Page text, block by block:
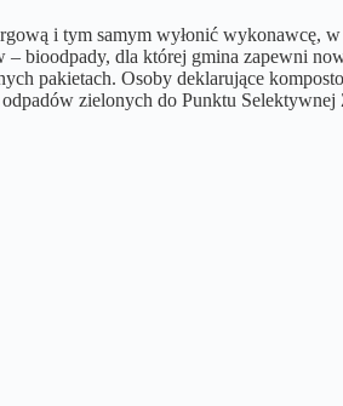
i tym samym wyłonić wykonawcę,
– bioodpady, dla której gmina zapewni
pakietach. Osoby deklarujące
zielonych do Punktu